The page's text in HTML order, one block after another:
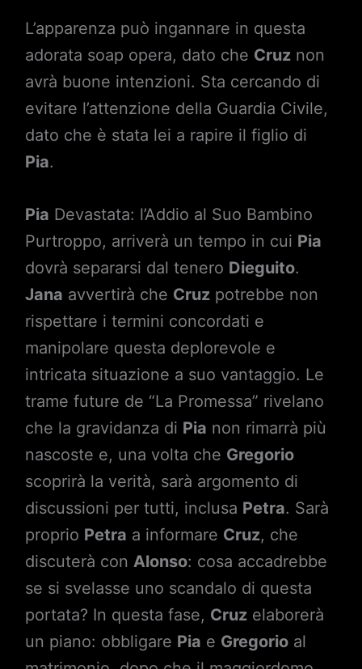
L’apparenza può ingannare in questa
adorata soap opera, dato che Cruznon
avrà buone intenzioni. Sta cercando di
evitare l’attenzione della Guardia Civile,
dato che è stata lei a rapire il figlio di
Pia.
Pia Devastata: l’Addio al Suo Bambino
Purtroppo, arriverà un tempo in cui Pia
dovrà separarsi dal tenero Dieguito.
Jana avvertirà che Cruzpotrebbe non
rispettare i termini concordati e
manipolare questa deplorevole e
intricata situazione a suo vantaggio. Le
trame future de “La Promessa” rivelano
che la gravidanza di Pia non rimarrà più
nascoste e, una volta che Gregorio
scoprirà la verità, sarà argomento di
discussioni per tutti, inclusa Petra. Sarà
proprio Petra a informare Cruz, che
discuterà con Alonso: cosa accadrebbe
se si svelasse uno scandalo di questa
portata? In questa fase, Cruzelaborerà
un piano: obbligare Pia e Gregorioal